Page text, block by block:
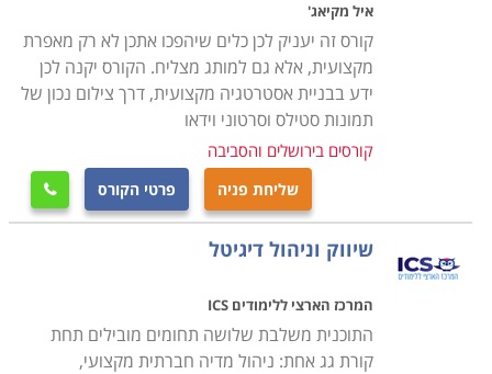
לעצמאים, לתוכניות רדיו וטלוויזיה, למנהיגים, למועמדים
לתפקידים שונים, למפלגות, לעמותות, למוסדות חינוך ועוד.
הרשת מאפשרת העברת מידע אישי, קיום קשרים ומקום
לדיונים עם אוהדים, ומשמשת כלי מעולה למיתוג וקידום
עסקים, לפרסום ולגיוס כספים עבור מטרות שונות.
במסגרת הקורס לומדים המשתתפים גם מגוון גדול של
תכנים הקשורים באינטרנט בכלל; לומדים להכיר כל פינה
אפשרית ברשת החברתית ולנצל אותה כך שהיא תקדם את
המטרות של מי שמנהל את הפרופיל של העסק. התכנים
הנלמדים בקורס כוללים חשיפה לכלים טכנולוגיים שונים
אשר יהפכו את הלומד למנהל איכותי של הפרופיל אותו הוא
איל מקיאג'
קורס זה יעניק לכן כלים שיהפכו אתכן לא רק מאפרת
מקצועית, אלא גם למותג מצליח. הקורס יקנה לכן
ידע בבניית אסטרטגיה מקצועית, דרך צילום נכון של
תמונות סטילס וסרטוני וידאו
קורסים בירושלים והסביבה
שליחת פניה פרטי הקורס 
שיווק וניהול דיגיטל
המרכז הארצי ללימודים ICS
התוכנית משלבת שלושה תחומים מובילים תחת
קורת גג אחת: ניהול מדיה חברתית מקצועי,